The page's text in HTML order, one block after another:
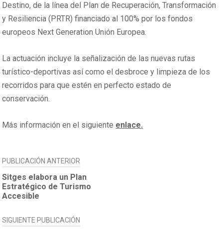
Destino, de la línea del Plan de Recuperación, Transformación
y Resiliencia (PRTR) financiado al 100% por los fondos
europeos Next Generation Unión Europea.
La actuación incluye la señalización de las nuevas rutas
turístico-deportivas así como el desbroce y limpieza de los
recorridos para que estén en perfecto estado de
conservación.
Más información en el siguiente enlace.
NAVEGACIÓN
DE
ENTRADAS
PUBLICACIÓN ANTERIOR
Sitges elabora un Plan
Estratégico de Turismo
Accesible
SIGUIENTE PUBLICACIÓN